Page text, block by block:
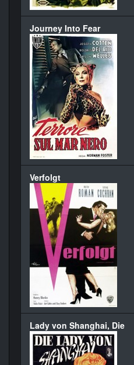
Journey Into Fear
Verfolgt
Lady von Shanghai, Die